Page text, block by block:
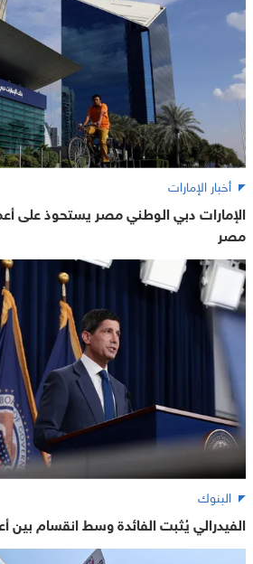
أخبار الإمارات
مصر
البنوك
الفيدرالي يُثبت الفائدة وسط انقسام بين